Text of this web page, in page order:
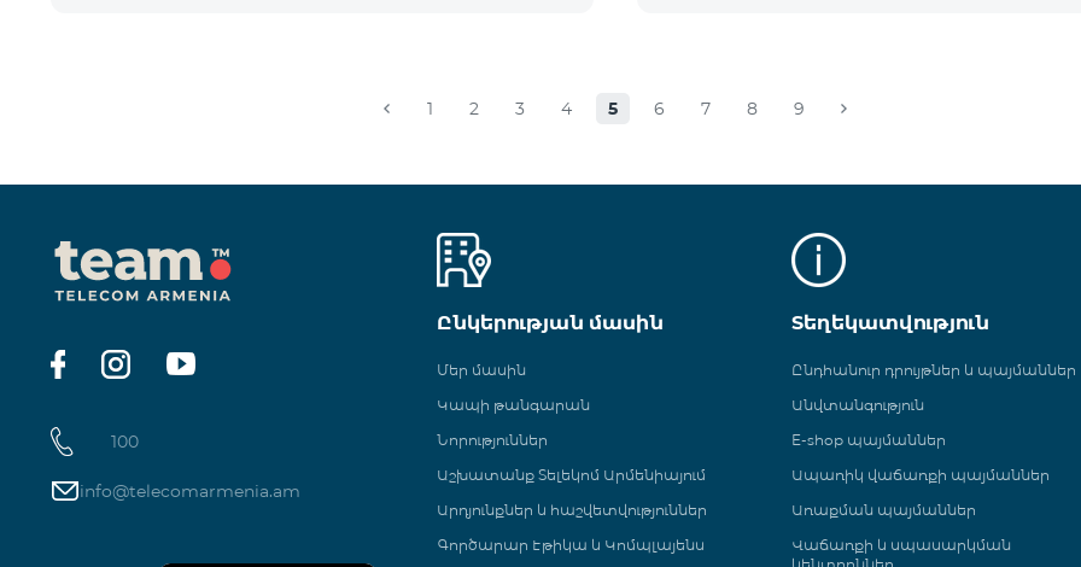
1 2 3 4 5 6 7 8 9
100
info@telecomarmenia.am
Ընկերության մասին
Մեր մասին
Կապի թանգարան
Նորություններ
Աշխատանք Տելեկոմ Արմենիայում
Արդյունքներ և հաշվետվություններ
Գործարար Էթիկա և Կոմպլայենս
Տեղեկատվություն
Ընդհանուր դրույթներ և պայմաններ
Անվտանգություն
E-shop պայմաններ
Ապառիկ վաճառքի պայմաններ
Առաքման պայմաններ
Վաճառքի և սպասարկման